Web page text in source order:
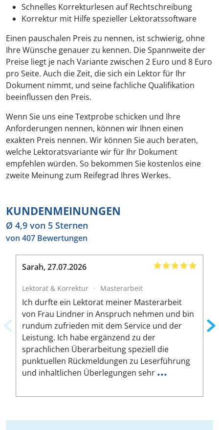
Schnelles Korrekturlesen auf Rechtschreibung
Korrektur mit Hilfe spezieller Lektoratssoftware
Einen pauschalen Preis zu nennen, ist schwierig, ohne
Ihre Wünsche genauer zu kennen. Die Spannweite der
Preise liegt je nach Variante zwischen 2 Euro und 8 Euro
pro Seite. Auch die Zeit, die sich ein Lektor für Ihr
Dokument nimmt, und seine fachliche Qualifikation
beeinflussen den Preis.
Wenn Sie uns eine Textprobe schicken und Ihre
Anforderungen nennen, können wir Ihnen einen
exakten Preis nennen. Wir können Sie auch beraten,
welche Lektoratsvariante wir für Ihr Dokument
empfehlen würden. So bekommen Sie kostenlos eine
zweite Meinung zum Reifegrad Ihres Werkes.
KUNDENMEINUNGEN
Ø 4,9 von 5 Sternen
von 407 Bewertungen
Sarah,27.07.2026
Lektorat & Korrektur · Masterarbeit
Ich durfte ein Lektorat meiner Masterarbeit
von Frau Lindner in Anspruch nehmen und bin
rundum zufrieden mit dem Service und der
Leistung. Ich habe ergänzend zu der
sprachlichen Überarbeitung speziell die
punktuellen Rückmeldungen zu Leserführung
und inhaltlichen Überlegungen sehr ...